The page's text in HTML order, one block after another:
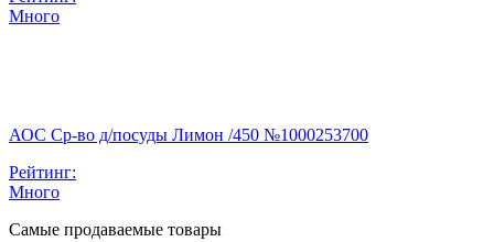
Много
АОС Ср-во д/посуды Лимон /450 №1000253700
Рейтинг:
Много
Самые продаваемые товары